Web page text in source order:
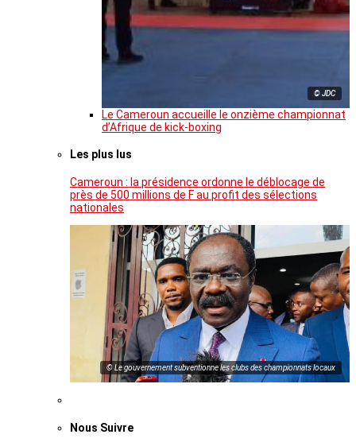
© JDC
Le Cameroun accueille le onzième championnat
d’Afrique de kick-boxing
Les plus lus
Cameroun : la présidence ordonne le déblocage de
près de 500 millions de F au profit des sélections
nationales
© Le gouvernement subventionne les clubs des championnats locaux
Nous Suivre